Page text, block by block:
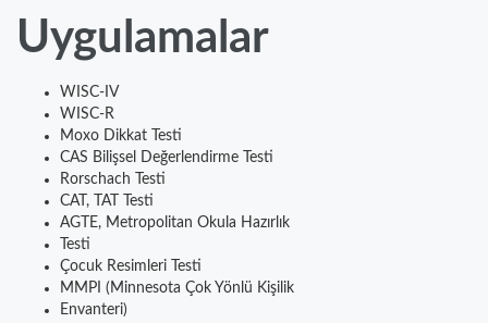
Uygulamalar
WISC-IV
WISC-R
Moxo Dikkat Testi
CAS Bilişsel Değerlendirme Testi
Rorschach Testi
CAT, TAT Testi
AGTE, Metropolitan Okula Hazırlık
Testi
Çocuk Resimleri Testi
MMPI (Minnesota Çok Yönlü Kişilik
Envanteri)